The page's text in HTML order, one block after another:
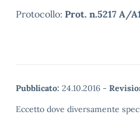
Protocollo: Prot. n.5217 A/
Pubblicato: 24.10.2016 -
Eccetto dove diversamente